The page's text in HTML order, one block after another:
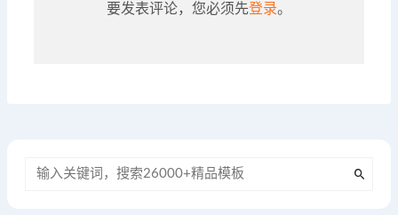
要发表评论，您必须先登录。